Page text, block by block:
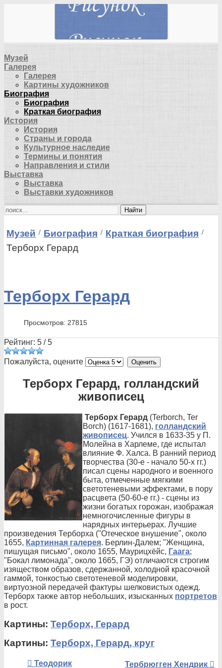
Музей
Галерея
Галерея
Картины художников
Биография
Биография
Краткая биография
История
История
Страны и города
Культурное наследие
Термины и понятия
Направления и стили
Выставка
Выставка
Выставки художников
Найти
Музей Биография
Краткая биография
Терборх Герард
Терборх Герард
Просмотров: 27815
Рейтинг: 5 /5
Пожалуйста, оцените
Терборх Герард, голландский
живописец
Терборх Герард (Terborch, Ter
Borch) (1617-1681), голландский
живописец. Учился в 1633-35 у П.
Молейна в Харлеме, где испытал
влияние Ф. Халса. В ранний период
творчества (30-е - начало 50-х гг.)
писал сцены народного и военного
быта, отмеченные мягкими
светотеневыми эффектами, в пору
расцвета (50-60-е гг.) - сцены из
жизни богатых горожан, изображая
немногочисленные фигуры в
нарядных интерьерах. Лучшие
произведения Терборха ("Отеческое внушение", около
1655, Картинная галерея. Берлин-Далем; "Женщина,
пишущая письмо", около 1655, Маурицхёйс, Гаага;
"Бокал лимонада", около 1665, ГЭ) отличаются строгим
изяществом образов, сдержанной, холодной красочной
гаммой, тонкостью светотеневой моделировки,
виртуозной передачей фактуры шелковистых одежд.
Терборх также автор небольших, изысканных портретов
в рост.
Картины: Терборх, Герард
Картины: Терборх, Герард, круг
Теодорик Тербрюгген Хендрик